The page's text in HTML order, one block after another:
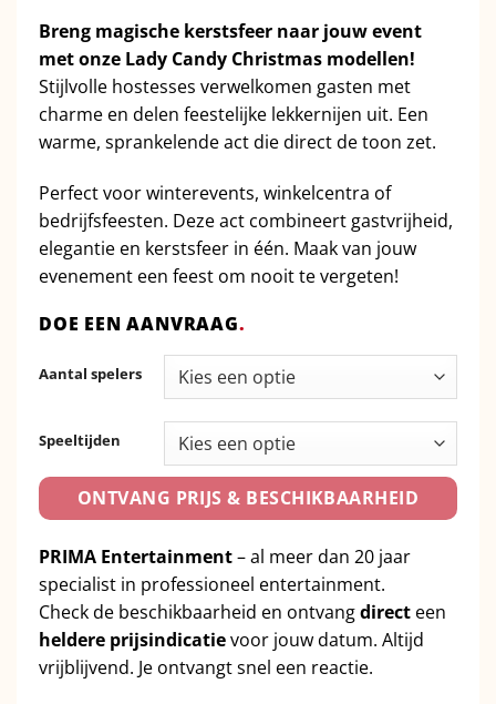
Breng magische kerstsfeer naar jouw event
met onze Lady Candy Christmas modellen!
Stijlvolle hostesses verwelkomen gasten met
charme en delen feestelijke lekkernijen uit. Een
warme, sprankelende act die direct de toon zet.
Perfect voor winterevents, winkelcentra of
bedrijfsfeesten. Deze act combineert gastvrijheid,
elegantie en kerstsfeer in één. Maak van jouw
evenement een feest om nooit te vergeten!
DOE EEN AANVRAAG.
Aantal spelers
Speeltijden
ONTVANG PRIJS & BESCHIKBAARHEID
PRIMA Entertainment– al meer dan 20 jaar
specialist in professioneel entertainment.
Check de beschikbaarheid en ontvangdirect een
heldere prijsindicatievoor jouw datum. Altijd
vrijblijvend. Je ontvangt snel een reactie.